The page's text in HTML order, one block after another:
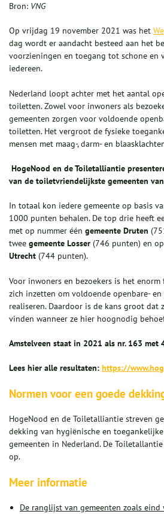
Bron: VNG
Op vrijdag 19 november 2021 was het
dag wordt er aandacht besteed aan het
voorzieningen en toegang tot schone
iedereen.
Nederland loopt achter met het aantal
toiletten. Zowel voor inwoners als
gemeenten zorgen voor voldoende
toiletten. Het vergroot de fysieke
mensen met maag-, darm- en
HogeNood en de Toiletalliantie
van de toiletvriendelijkste gemeenten
In totaal kon iedere gemeente op basis
1000 punten behalen. De top drie heeft
met op nummer één gemeente Druten
twee gemeente Losser (746 punten) en
Utrecht (744 punten).
Voor inwoners en bezoekers is het
zich inzetten om voldoende openbare-
realiseren. Daardoor is de kans groot
vinden wanneer ze hier hoognodig
Amstelveen staat in 2021 als nr. 163 met
Lees hier alle resultaten: https://
Normen voor een goede
HogeNood en de Toiletalliantie streven
dekking van hygiënische en
gemeenten in Nederland. De
op.
Meer informatie
De ranglijst van gemeenten zoals